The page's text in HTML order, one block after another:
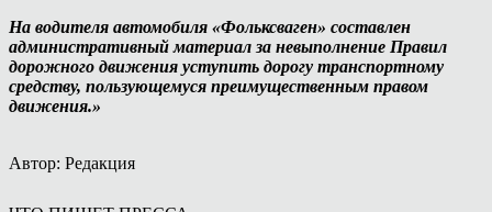
На водителя автомобиля «Фольксваген» составлен
административный материал за невыполнение Правил
дорожного движения уступить дорогу транспортному
средству, пользующемуся преимущественным правом
движения.»
Автор: Редакция